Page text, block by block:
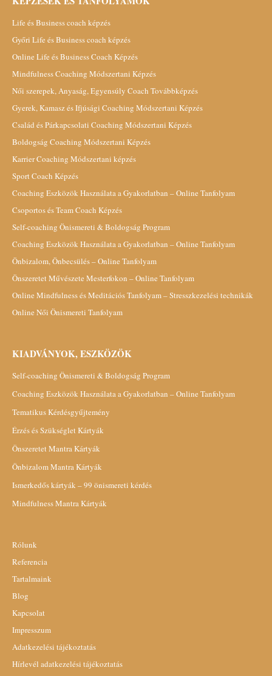
Life és Business coach képzés
Győri Life és Business coach képzés
Online Life és Business Coach Képzés
Mindfulness Coaching Módszertani Képzés
Női szerepek, Anyaság, Egyensúly Coach Továbbképzés
Gyerek, Kamasz és Ifjúsági Coaching Módszertani Képzés
Család és Párkapcsolati Coaching Módszertani Képzés
Boldogság Coaching Módszertani Képzés
Karrier Coaching Módszertani képzés
Sport Coach Képzés
Coaching Eszközök Használata a Gyakorlatban – Online Tanfolyam
Csoportos és Team Coach Képzés
Self-coaching Önismereti & Boldogság Program
Coaching Eszközök Használata a Gyakorlatban – Online Tanfolyam
Önbizalom, Önbecsülés – Online Tanfolyam
Önszeretet Művészete Mesterfokon – Online Tanfolyam
Online Mindfulness és Meditációs Tanfolyam – Stresszkezelési technikák
Online Női Önismereti Tanfolyam
KIADVÁNYOK, ESZKÖZÖK
Self-coaching Önismereti & Boldogság Program
Coaching Eszközök Használata a Gyakorlatban – Online Tanfolyam
Tematikus Kérdésgyűjtemény
Érzés és Szükséglet Kártyák
Önszeretet Mantra Kártyák
Önbizalom Mantra Kártyák
Ismerkedős kártyák – 99 önismereti kérdés
Mindfulness Mantra Kártyák
Rólunk
Referencia
Tartalmaink
Blog
Kapcsolat
Impresszum
Adatkezelési tájékoztatás
Hírlevél adatkezelési tájékoztatás